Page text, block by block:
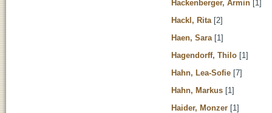
Hackenberger, Armin [1]
Hackl, Rita [2]
Haen, Sara [1]
Hagendorff, Thilo [1]
Hahn, Lea-Sofie [7]
Hahn, Markus [1]
Haider, Monzer [1]